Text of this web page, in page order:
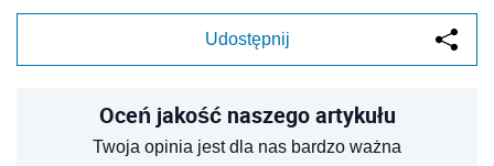
Udostępnij
Oceń jakość naszego artykułu
Twoja opinia jest dla nas bardzo ważna